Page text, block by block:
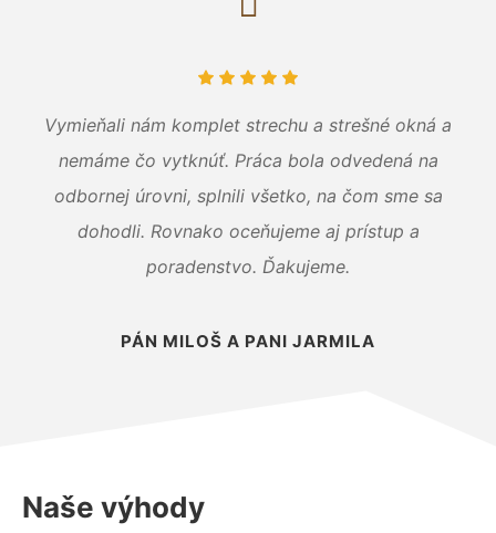
Vymieňali nám komplet strechu a strešné okná a
nemáme čo vytknúť. Práca bola odvedená na
odbornej úrovni, splnili všetko, na čom sme sa
dohodli. Rovnako oceňujeme aj prístup a
poradenstvo. Ďakujeme.
PÁN MILOŠ A PANI JARMILA
Naše výhody